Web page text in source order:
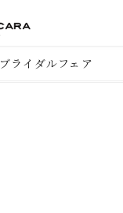
ブライダルフェア